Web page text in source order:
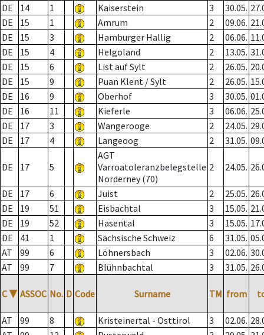
DE
14 1 Kaiserstein 3 30.05.
DE
15 1 Amrum 2 09.06.
DE
15 3 Hamburger Hallig 2 06.06.
DE
15 4 Helgoland 2 13.05.
DE
15 6 List auf Sylt 2 26.05.
DE
15 9 Puan Klent / Sylt 2 26.05.
DE
16 9 Oberhof 3 30.05.
DE
16 11 Kieferle 3 06.06.
DE
17 3 Wangerooge 2 24.05.
DE
17 4 Langeoog 2 31.05.
DE 17 5
AGT
Varroatoleranzbelegstelle
Norderney (70)
2 24.05.
DE 17 6 Juist 2 25.05.
DE
19 51 Eisbachtal 3 15.05.
DE
19 52 Hasental 3 15.05.
DE
41 1 Sächsische Schweiz 6 31.05.
AT
99 6 Löhnersbach 3 02.06.
AT
99 7 Blühnbachtal 3 31.05.
C ▼ ASSOC No. D Code Surname TM from
AT 99 8 Kristeinertal - Osttirol 3 02.06.